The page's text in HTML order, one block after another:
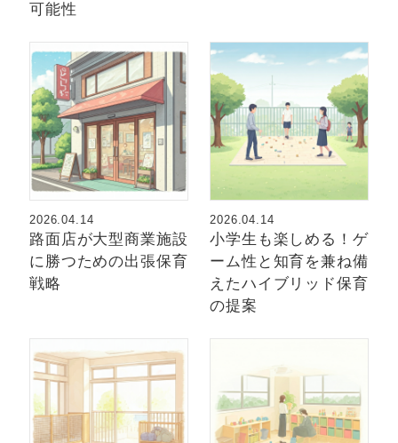
可能性
2026.04.14
路面店が大型商業施設
に勝つための出張保育
戦略
2026.04.14
小学生も楽しめる！ゲ
ーム性と知育を兼ね備
えたハイブリッド保育
の提案